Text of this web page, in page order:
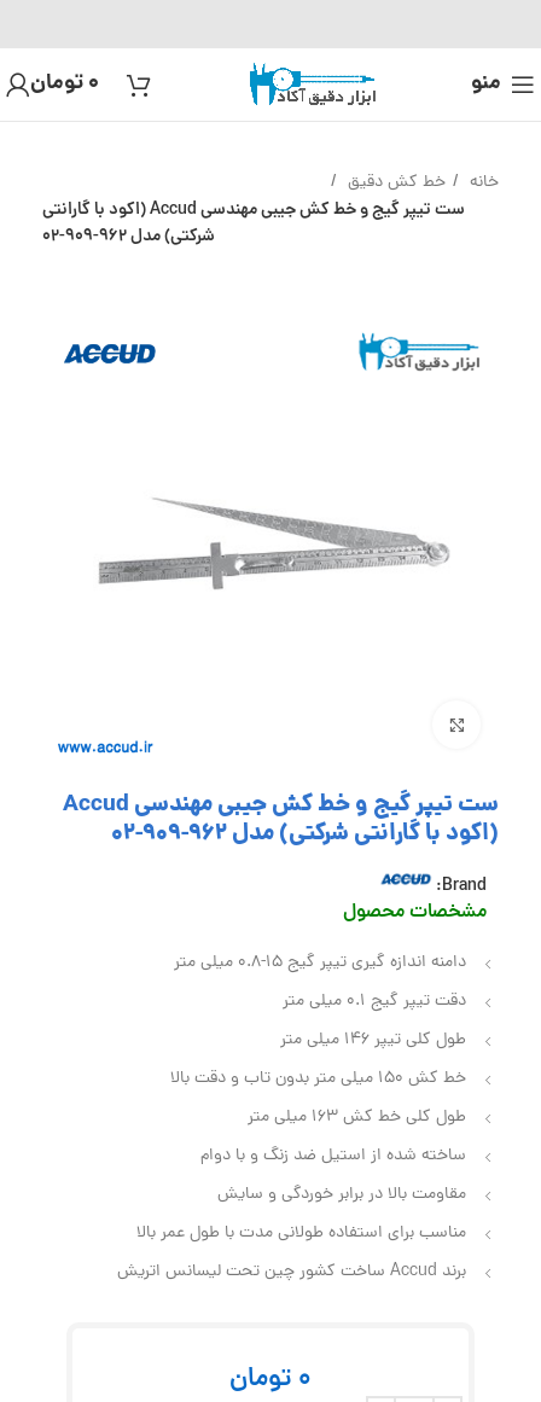
منو 0تومان
خانه خط کش دقیق
ست تیپر گیج و خط کش جیبی مهندسی Accud (اکود با گارانتی
شرکتی) مدل 962-909-02
ست تیپر گیج و خط کش جیبی مهندسی Accud
(اکود با گارانتی شرکتی) مدل 962-909-02
Brand:
مشخصات محصول
دامنه اندازه گیری تیپر گیج 15-0.8 میلی متر
دقت تیپر گیج 0.1 میلی متر
طول کلی تیپر 146 میلی متر
خط کش 150 میلی متر بدون تاب و دقت بالا
طول کلی خط کش 163 میلی متر
ساخته شده از استیل ضد زنگ و با دوام
مقاومت بالا در برابر خوردگی و سایش
مناسب برای استفاده طولانی مدت با طول عمر بالا
برند Accud ساخت کشور چین تحت لیسانس اتریش
0 تومان